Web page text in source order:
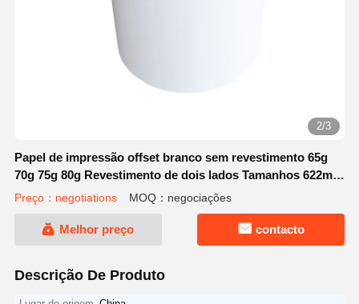
2/3
Papel de impressão offset branco sem revestimento 65g
70g 75g 80g Revestimento de dois lados Tamanhos 622mm
810mm 610mm
Preço：negotiations MOQ：negociações
Melhor preço contacto
Descrição De Produto